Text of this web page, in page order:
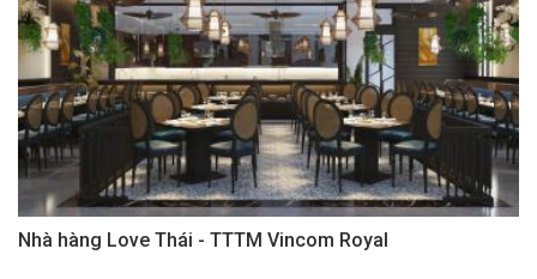
Nhà hàng Love Thái - TTTM Vincom Royal